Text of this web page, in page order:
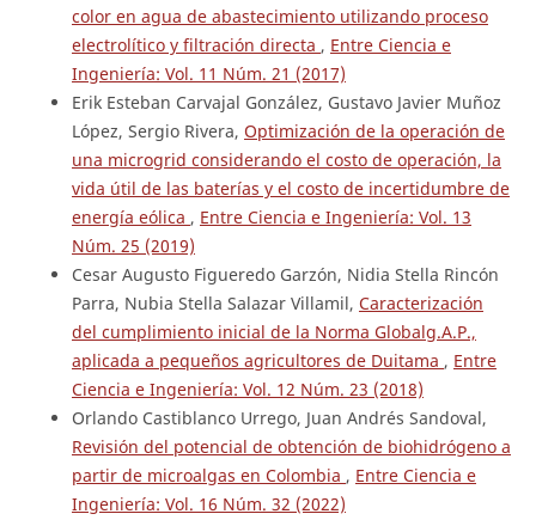
color en agua de abastecimiento utilizando proceso
electrolítico y filtración directa , Entre Ciencia e
Ingeniería: Vol. 11 Núm. 21 (2017)
Erik Esteban Carvajal González, Gustavo Javier Muñoz
López, Sergio Rivera, Optimización de la operación de
una microgrid considerando el costo de operación, la
vida útil de las baterías y el costo de incertidumbre de
energía eólica , Entre Ciencia e Ingeniería: Vol. 13
Núm. 25 (2019)
Cesar Augusto Figueredo Garzón, Nidia Stella Rincón
Parra, Nubia Stella Salazar Villamil, Caracterización
del cumplimiento inicial de la Norma Globalg.A.P.,
aplicada a pequeños agricultores de Duitama , Entre
Ciencia e Ingeniería: Vol. 12 Núm. 23 (2018)
Orlando Castiblanco Urrego, Juan Andrés Sandoval,
Revisión del potencial de obtención de biohidrógeno a
partir de microalgas en Colombia , Entre Ciencia e
Ingeniería: Vol. 16 Núm. 32 (2022)